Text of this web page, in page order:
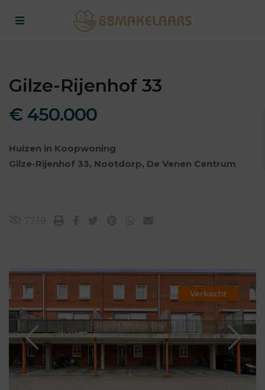
Gilze-Rijenhof 33
€ 450.000
Huizen in Koopwoning
Gilze-Rijenhof 33, Nootdorp, De Venen Centrum
7739
Verkocht